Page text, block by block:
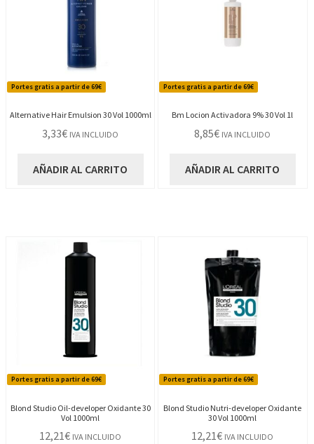
Portes gratis a partir de 69€
Alternative Hair Emulsion 30 Vol 1000ml
3,33€ IVA INCLUIDO
AÑADIR AL CARRITO
Portes gratis a partir de 69€
Bm Locion Activadora 9% 30 Vol 1l
8,85€ IVA INCLUIDO
AÑADIR AL CARRITO
Portes gratis a partir de 69€
Blond Studio Oil-developer Oxidante 30
Vol 1000ml
12,21€ IVA INCLUIDO
Portes gratis a partir de 69€
Blond Studio Nutri-developer Oxidante
30 Vol 1000ml
12,21€ IVA INCLUIDO